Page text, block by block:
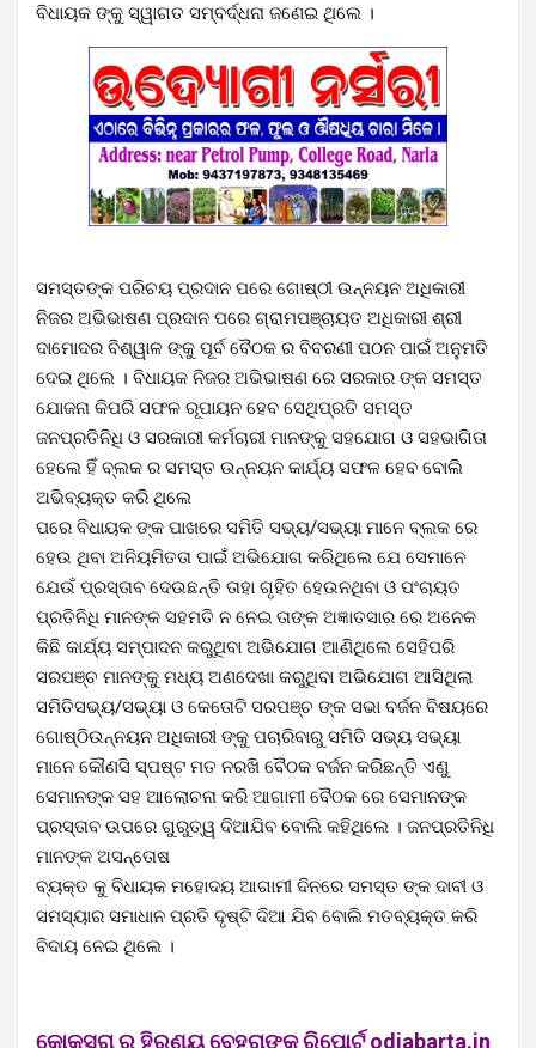
ବିଧାୟକ ଙ୍କୁ ସ୍ୱାଗତ ସମ୍ବର୍ଦ୍ଧନା ଜଣେଇ ଥିଲେ ।
ସମସ୍ତଙ୍କ ପରିଚୟ ପ୍ରଦାନ ପରେ ଗୋଷ୍ଠୀ ଉନ୍ନୟନ ଅଧିକାରୀ
ନିଜର ଅଭିଭାଷଣ ପ୍ରଦାନ ପରେ ଗ୍ରାମପଞ୍ଚାୟତ ଅଧିକାରୀ ଶ୍ରୀ
ଦାମୋଦର ବିଶ୍ୱାଳ ଙ୍କୁ ପୂର୍ବ ବୈଠକ ର ବିବରଣୀ ପଠନ ପାଇଁ ଅନୁମତି
ଦେଇ ଥିଲେ । ବିଧାୟକ ନିଜର ଅଭିଭାଷଣ ରେ ସରକାର ଙ୍କ ସମସ୍ତ
ଯୋଜନା କିପରି ସଫଳ ରୂପାୟନ ହେବ ସେଥିପ୍ରତି ସମସ୍ତ
ଜନପ୍ରତିନିଧି ଓ ସରକାରୀ କର୍ମଚାରୀ ମାନଙ୍କୁ ସହଯୋଗ ଓ ସହଭାଗିତା
ହେଲେ ହିଁ ବ୍ଲକ ର ସମସ୍ତ ଉନ୍ନୟନ କାର୍ଯ୍ୟ ସଫଳ ହେବ ବୋଲି
ଅଭିବ୍ୟକ୍ତ କରି ଥିଲେ
ପରେ ବିଧାୟକ ଙ୍କ ପାଖରେ ସମିତି ସଭ୍ୟ/ସଭ୍ୟା ମାନେ ବ୍ଲକ ରେ
ହେଉ ଥିବା ଅନିୟମିତତା ପାଇଁ ଅଭିଯୋଗ କରିଥିଲେ ଯେ ସେମାନେ
ଯେଉଁ ପ୍ରସ୍ତାବ ଦେଉଛନ୍ତି ତାହା ଗୃହିତ ହେଉନଥିବା ଓ ପଂଚାୟତ
ପ୍ରତିନିଧି ମାନଙ୍କ ସହମତି ନ ନେଇ ତାଙ୍କ ଅଜ୍ଞାତସାର ରେ ଅନେକ
କିଛି କାର୍ଯ୍ୟ ସମ୍ପାଦନ କରୁଥିବା ଅଭିଯୋଗ ଆଣିଥିଲେ ସେହିପରି
ସରପଞ୍ଚ ମାନଙ୍କୁ ମଧ୍ୟ ଅଣଦେଖା କରୁଥିବା ଅଭିଯୋଗ ଆସିଥିଲା
ସମିତିସଭ୍ୟ/ସଭ୍ୟା ଓ କେତୋଟି ସରପଞ୍ଚ ଙ୍କ ସଭା ବର୍ଜନ ବିଷୟରେ
ଗୋଷ୍ଠିଉନ୍ନୟନ ଅଧିକାରୀ ଙ୍କୁ ପଚାରିବାରୁ ସମିତି ସଭ୍ୟ ସଭ୍ୟା
ମାନେ କୌଣସି ସ୍ପଷ୍ଟ ମତ ନରଖି ବୈଠକ ବର୍ଜନ କରିଛନ୍ତି ଏଣୁ
ସେମାନଙ୍କ ସହ ଆଲୋଚନା କରି ଆଗାମୀ ବୈଠକ ରେ ସେମାନଙ୍କ
ପ୍ରସ୍ତାବ ଉପରେ ଗୁରୁତ୍ୱ ଦିଆଯିବ ବୋଲି କହିଥିଲେ । ଜନପ୍ରତିନିଧି
ମାନଙ୍କ ଅସନ୍ତୋଷ
ବ୍ୟକ୍ତ କୁ ବିଧାୟକ ମହୋଦୟ ଆଗାମୀ ଦିନରେ ସମସ୍ତ ଙ୍କ ଦାବୀ ଓ
ସମସ୍ୟାର ସମାଧାନ ପ୍ରତି ଦୃଷ୍ଟି ଦିଆ ଯିବ ବୋଲି ମତବ୍ୟକ୍ତ କରି
ବିଦାୟ ନେଇ ଥିଲେ ।
କୋକସରା ରୁ ହିରଣ୍ୟ ବେହରାଙ୍କ ରିପୋର୍ଟ odiabarta.in